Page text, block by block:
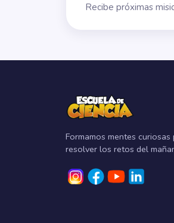
Recibe próximas
Formamos mentes curiosas
resolver los retos del